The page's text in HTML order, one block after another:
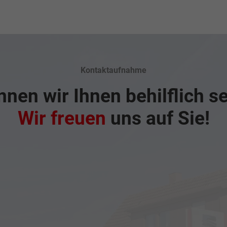
Kontaktaufnahme
wir Ihnen behilflich
Wir freuen uns auf Sie!